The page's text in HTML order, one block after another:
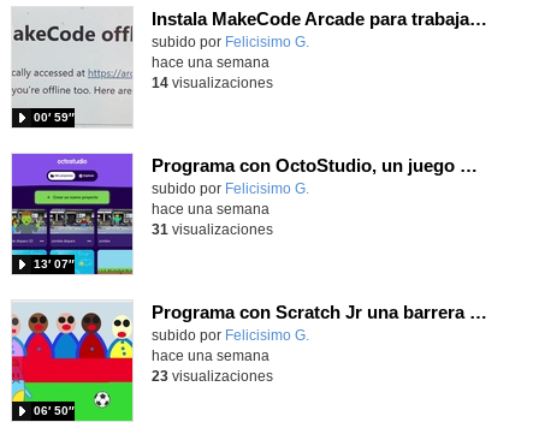
Instala MakeCode Arcade para trabajar offline en tu tablet, ordenador, Chromebook
Contenido educativo.
subido por Felicisimo G.
00′ 59″
hace una semana
14visualizaciones
Programa con OctoStudio, un juego de disparos contra Zombies con un cargador basado en el House of the dead
Contenido educativo.
subido por Felicisimo G.
13′ 07″
hace una semana
31 visualizaciones
Programa con Scratch Jr una barrera que se desplaza para dar sensación de movimiento
Contenido educativo.
subido por Felicisimo G.
06′ 50″
hace una semana
23visualizaciones